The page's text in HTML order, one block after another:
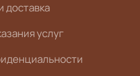
доставка
услуг